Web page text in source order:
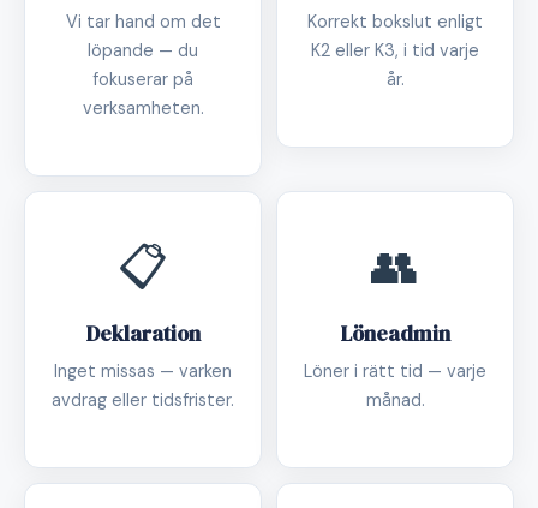
Vi tar hand om det
löpande — du
fokuserar på
verksamheten.
Korrekt bokslut enligt
K2 eller K3, i tid varje
år.
📋
Deklaration
Inget missas — varken
avdrag eller tidsfrister.
👥
Löneadmin
Löner i rätt tid — varje
månad.